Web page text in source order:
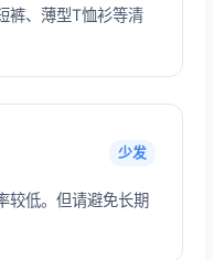
裤、薄型T恤衫等清
少发
较低。但请避免长期